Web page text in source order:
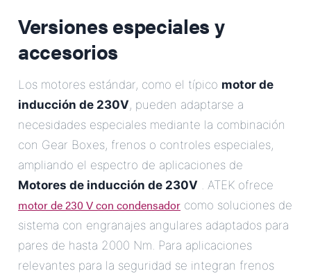
Versiones especiales y
accesorios
Los motores estándar, como el típico motor de
inducción de 230V, pueden adaptarse a
necesidades especiales mediante la combinación
con Gear Boxes, frenos o controles especiales,
ampliando el espectro de aplicaciones de
Motores de inducción de 230V . ATEK ofrece
motor de 230 V con condensador como soluciones de
sistema con engranajes angulares adaptados para
pares de hasta 2000 Nm. Para aplicaciones
relevantes para la seguridad se integran frenos